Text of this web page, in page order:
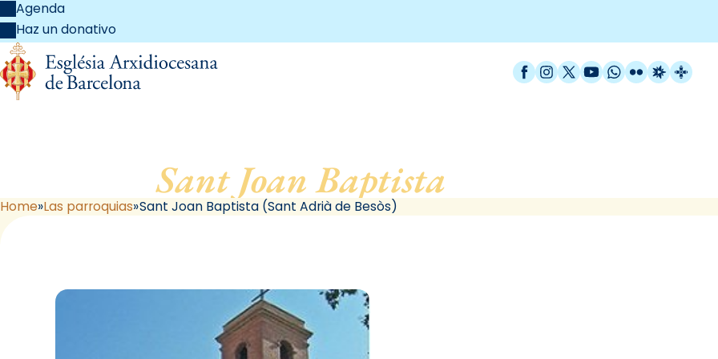
Agenda
Haz un donativo
Facebook
Instagram
X / Twitter
YouTube
WhatsApp
FlickrRadio
Sant Joan Baptista
Home Las parroquias Sant Joan Baptista (Sant Adrià de Besòs)